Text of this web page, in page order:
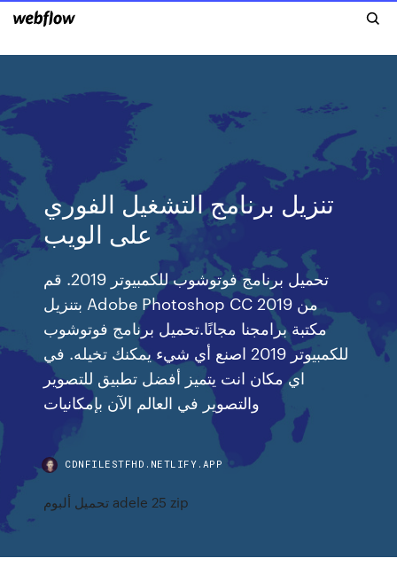
تنزيل برنامج التشغيل الفوري
على الويب
تحميل برنامج فوتوشوب للكمبيوتر 2019. قم
بتنزيل Adobe Photoshop CC 2019 من
مكتبة برامجنا مجانًا.تحميل برنامج فوتوشوب
للكمبيوتر 2019 اصنع أي شيء يمكنك تخيله. في
اي مكان انت يتميز أفضل تطبيق للتصوير
والتصوير في العالم الآن بإمكانيات
CDNFILESTFHD.NETLIFY.APP
تحميل ألبوم adele 25 zip